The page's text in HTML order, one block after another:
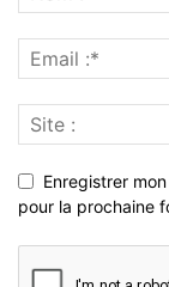
Enregistrer
pour la prochaine